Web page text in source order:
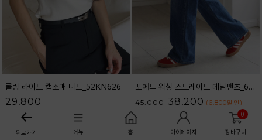
뒤로가기 메뉴 홈 마이페이지
0
장바구니
쿨링 라이트 캡소매 니트_52KN626
29,800
포에드 워싱 스트레이트 데님팬츠_61DP1708
45,000 38,200 (6,800할인 )